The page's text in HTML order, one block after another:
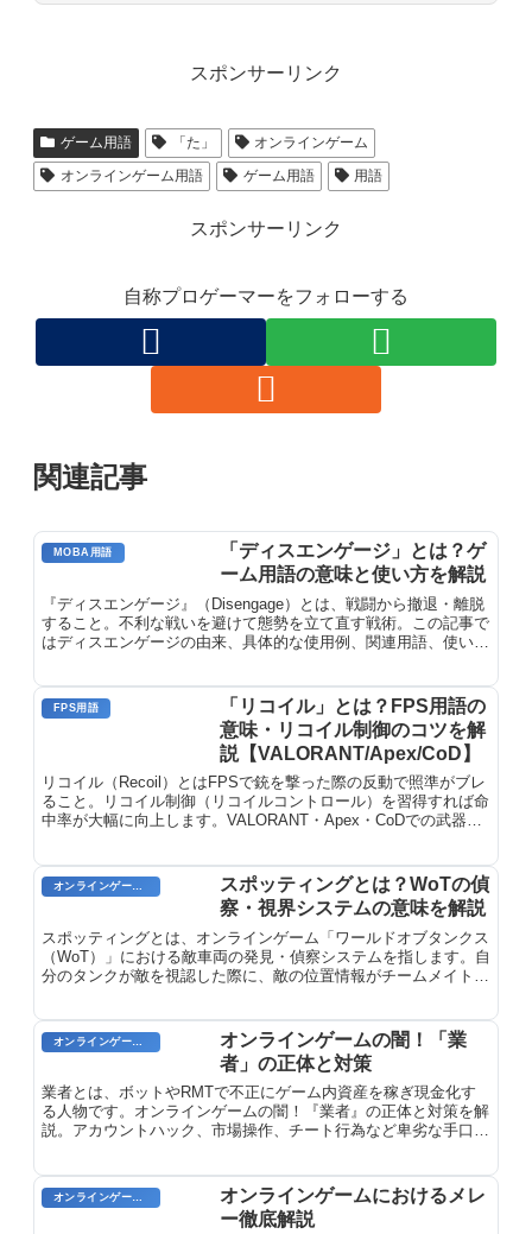
スポンサーリンク
ゲーム用語 「た」
オンラインゲーム
オンラインゲーム用語
ゲーム用語 用語
スポンサーリンク
自称プロゲーマーをフォローする
関連記事
MOBA用語
「ディスエンゲージ」とは？ゲ
ーム用語の意味と使い方を解説
『ディスエンゲージ』（Disengage）とは、戦闘から撤退・離脱
すること。不利な戦いを避けて態勢を立て直す戦術。この記事で
はディスエンゲージの由来、具体的な使用例、関連用語、使いこ
FPS用語
「リコイル」とは？FPS用語の
意味・リコイル制御のコツを解
説【VALORANT/Apex/CoD】
リコイル（Recoil）とはFPSで銃を撃った際の反動で照準がブレ
ること。リコイル制御（リコイルコントロール）を習得すれば命
中率が大幅に向上します。VALORANT・Apex・CoDでの武器別
オンラインゲーム用語
スポッティングとは？WoTの偵
察・視界システムの意味を解説
スポッティングとは、オンラインゲーム「ワールドオブタンクス
（WoT）」における敵車両の発見・偵察システムを指します。自
分のタンクが敵を視認した際に、敵の位置情報がチームメイトと
オンラインゲームの闇！「業
者」の正体と対策
業者とは、ボットやRMTで不正にゲーム内資産を稼ぎ現金化す
る人物です。オンラインゲームの闇！『業者』の正体と対策を解
説。アカウントハック、市場操作、チート行為など卑劣な手口と
オンラインゲームにおけるメレ
ー徹底解説